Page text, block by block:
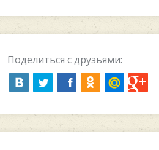
Поделиться с друзьями: